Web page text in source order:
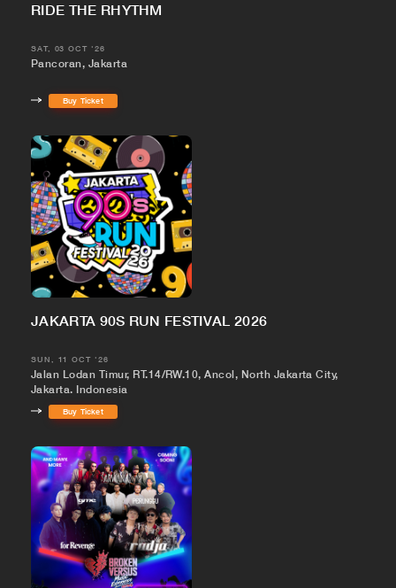
RIDE THE RHYTHM
SAT, 03 OCT '26
Pancoran, Jakarta
Buy Ticket
JAKARTA 90S RUN FESTIVAL 2026
SUN, 11 OCT '26
Jalan Lodan Timur, RT.14/RW.10, Ancol, North Jakarta City,
Jakarta, Indonesia
Buy Ticket